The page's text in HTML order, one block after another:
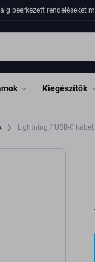
beérkezett rendeléseket
Kiegészítők
Lightning / USB-C